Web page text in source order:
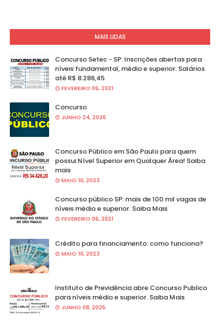
MAIS LIDAS
Concurso Setec - SP: Inscrições abertas para
níveis fundamental, médio e superior. Salários
até R$ 8.286,45
FEVEREIRO 06, 2021
Concurso
JUNHO 24, 2026
Concurso Público em São Paulo para quem
possui Nível Superior em Qualquer Área! Saiba
mais
MAIO 10, 2023
Concurso público SP: mais de 100 mil vagas de
níveis médio e superior. Saiba Mais
FEVEREIRO 06, 2021
Crédito para financiamento: como funciona?
MAIO 10, 2023
Instituto de Previdência abre Concurso Publico
para níveis médio e superior. Saiba Mais
JUNHO 08, 2025